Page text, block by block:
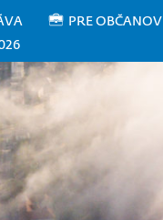
PRE OBČANOV